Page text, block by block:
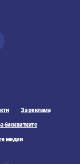
За реклама
бисквитките
медии